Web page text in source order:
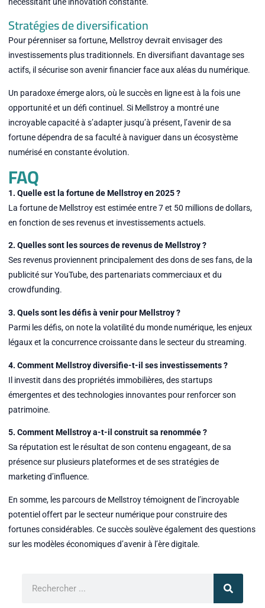
nécessitant une innovation constante.
Stratégies de diversification
Pour pérenniser sa fortune, Mellstroy devrait envisager des
investissements plus traditionnels. En diversifiant davantage ses
actifs, il sécurise son avenir financier face aux aléas du numérique.
Un paradoxe émerge alors, où le succès en ligne est à la fois une
opportunité et un défi continuel. Si Mellstroy a montré une
incroyable capacité à s’adapter jusqu’à présent, l’avenir de sa
fortune dépendra de sa faculté à naviguer dans un écosystème
numérisé en constante évolution.
FAQ
1. Quelle est la fortune de Mellstroy en 2025 ?
La fortune de Mellstroy est estimée entre 7 et 50 millions de dollars,
en fonction de ses revenus et investissements actuels.
2. Quelles sont les sources de revenus de Mellstroy ?
Ses revenus proviennent principalement des dons de ses fans, de la
publicité sur YouTube, des partenariats commerciaux et du
crowdfunding.
3. Quels sont les défis à venir pour Mellstroy ?
Parmi les défis, on note la volatilité du monde numérique, les enjeux
légaux et la concurrence croissante dans le secteur du streaming.
4. Comment Mellstroy diversifie-t-il ses investissements ?
Il investit dans des propriétés immobilières, des startups
émergentes et des technologies innovantes pour renforcer son
patrimoine.
5. Comment Mellstroy a-t-il construit sa renommée ?
Sa réputation est le résultat de son contenu engageant, de sa
présence sur plusieurs plateformes et de ses stratégies de
marketing d’influence.
En somme, les parcours de Mellstroy témoignent de l’incroyable
potentiel offert par le secteur numérique pour construire des
fortunes considérables. Ce succès soulève également des questions
sur les modèles économiques d’avenir à l’ère digitale.